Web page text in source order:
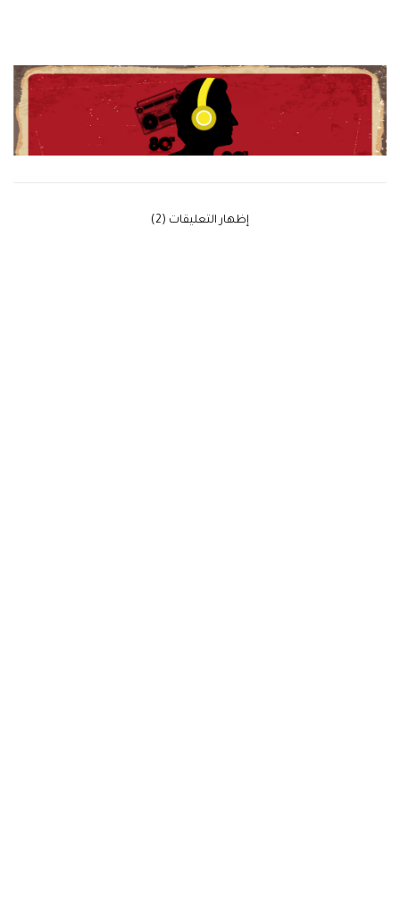
‫إظهار التعليقات (2)